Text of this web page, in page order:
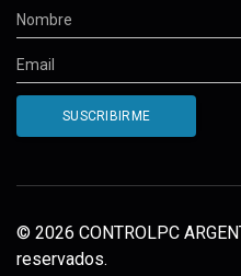
© 2026 CONTROLPC
reservados.